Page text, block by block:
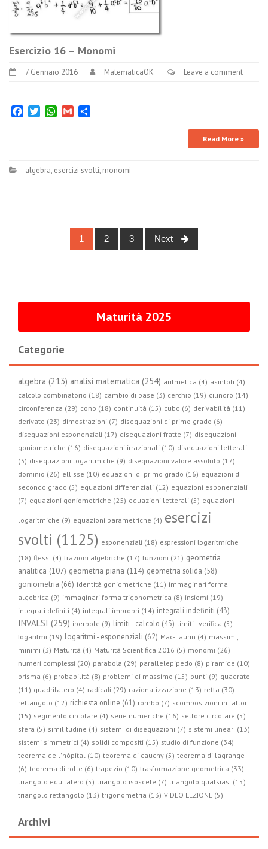
Esercizio 16 – Monomi
7 Gennaio 2016 MatematicaOK Leave a comment
FacebookTwitterWhatsApp
Gmail
Read More »
algebra, esercizi svolti, monomi
navigation
1 2 3 Next
Maturità 2025
Categorie
algebra (213) analisi matematica (254) aritmetica (4) asintoti (4)
calcolo combinatorio (18) cambio di base (3) cerchio (19) cilindro (14)
circonferenza (29) cono (18) continuità (15) cubo (6) derivabilità (11)
derivate (23) dimostrazioni (7) disequazioni di primo grado (6)
disequazioni esponenziali (17) disequazioni fratte (7) disequazioni
goniometriche (16) disequazioni irrazionali (10) disequazioni letterali
(3) disequazioni logaritmiche (9) disequazioni valore assoluto (17)
dominio (26) ellisse (10) equazioni di primo grado (16) equazioni di
secondo grado (5) equazioni differenziali (12) equazioni esponenziali
(7) equazioni goniometriche (25) equazioni letterali (5) equazioni
logaritmiche (9) equazioni parametriche (4) esercizi
svolti (1125) esponenziali (18) espressioni logaritmiche
(18) flessi (4) frazioni algebriche (17) funzioni (21) geometria
analitica (107) geometria piana (114) geometria solida (58)
goniometria (66) identità goniometriche (11) immaginari forma
algebrica (9) immaginari forma trigonometrica (8) insiemi (19)
integrali definiti (4) integrali impropri (14) integrali indefiniti (43)
INVALSI (259) iperbole (9) limiti - calcolo (43) limiti - verifica (5)
logaritmi (19) logaritmi - esponenziali (62) Mac-Laurin (4) massimi,
minimi (3) Maturità (4) Maturità Scientifica 2016 (5) monomi (26)
numeri complessi (20) parabola (29) parallelepipedo (8) piramide (10)
prisma (6) probabilità (8) problemi di massimo (15) punti (9) quadrato
(11) quadrilatero (4) radicali (29) razionalizzazione (13) retta (30)
rettangolo (12) richiesta online (61) rombo (7) scomposizioni in fattori
(15) segmento circolare (4) serie numeriche (16) settore circolare (5)
sfera (5) similitudine (4) sistemi di disequazioni (7) sistemi lineari (13)
sistemi simmetrici (4) solidi compositi (15) studio di funzione (34)
teorema de l'hôpital (10) teorema di cauchy (5) teorema di lagrange
(6) teorema di rolle (6) trapezio (10) trasformazione geometrica (33)
triangolo equilatero (5) triangolo isoscele (7) triangolo qualsiasi (15)
triangolo rettangolo (13) trigonometria (13) VIDEO LEZIONE (5)
Archivi